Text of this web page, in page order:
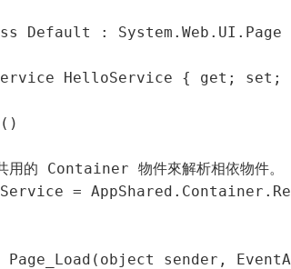
Default : System.Web.UI.Page
HelloService { get; set;
的 Container 物件來解析相依物件。
=
Page_Load(object sender,